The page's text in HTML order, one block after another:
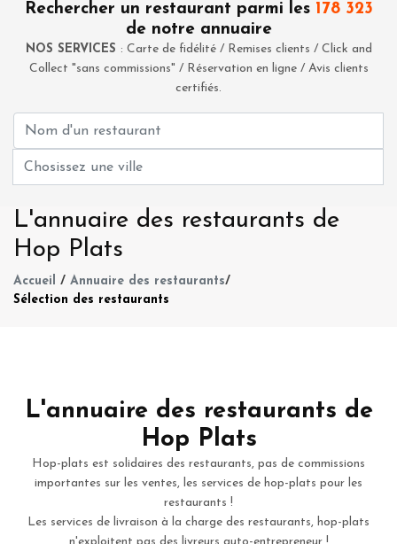
Rechercher un restaurant parmi les 178 323
de notre annuaire
NOS SERVICES : Carte de fidélité / Remises clients / Click and
Collect "sans commissions" / Réservation en ligne / Avis clients
certifiés.
L'annuaire des restaurants de
Hop Plats
Accueil / Annuaire des restaurants/
Sélection des restaurants
L'annuaire des restaurants de
Hop Plats
Hop-plats est solidaires des restaurants, pas de commissions
importantes sur les ventes, les services de hop-plats pour les
restaurants !
Les services de livraison à la charge des restaurants, hop-plats